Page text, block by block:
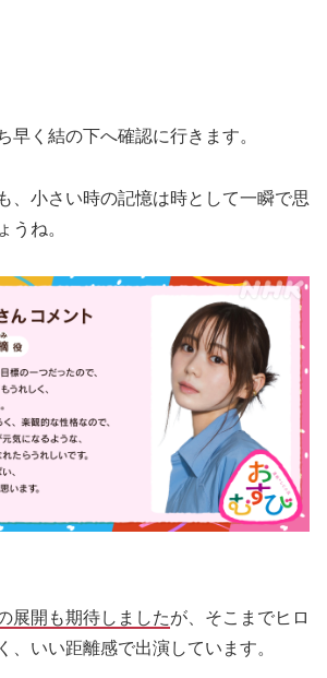
早く結の下へ確認に行きます。
、小さい時の記憶は時として一瞬で思
うね。
展開も期待しましたが、そこまでヒロ
、いい距離感で出演しています。